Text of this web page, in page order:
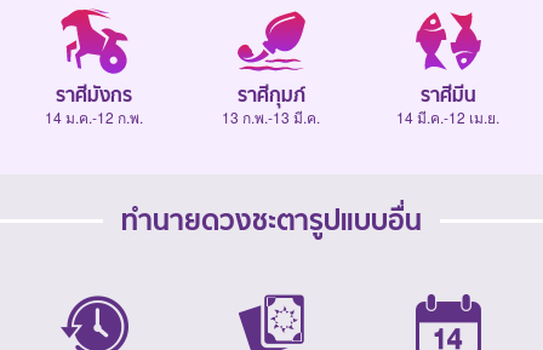
ราศีมังกร
14 ม.ค.-12 ก.พ.
ราศีกุมภ์
13 ก.พ.-13 มี.ค.
ราศีมีน
14 มี.ค.-12 เม.ย.
ทำนายดวงชะตารูปแบบอื่น